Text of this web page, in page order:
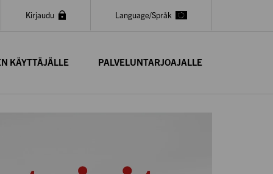
Kirjaudu Language/Språk
KÄYTTÄJÄLLE PALVELUNTARJOAJALLE